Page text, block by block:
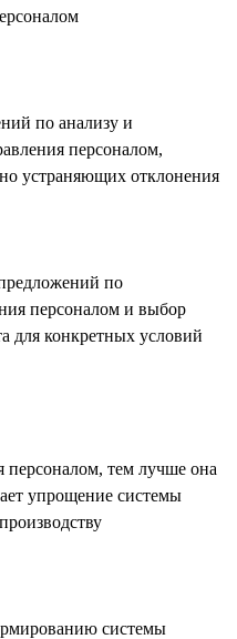
по анализу и
персоналом,
устраняющих отклонения
по
персоналом и выбор
для конкретных условий
тем лучше она
упрощение системы
системы